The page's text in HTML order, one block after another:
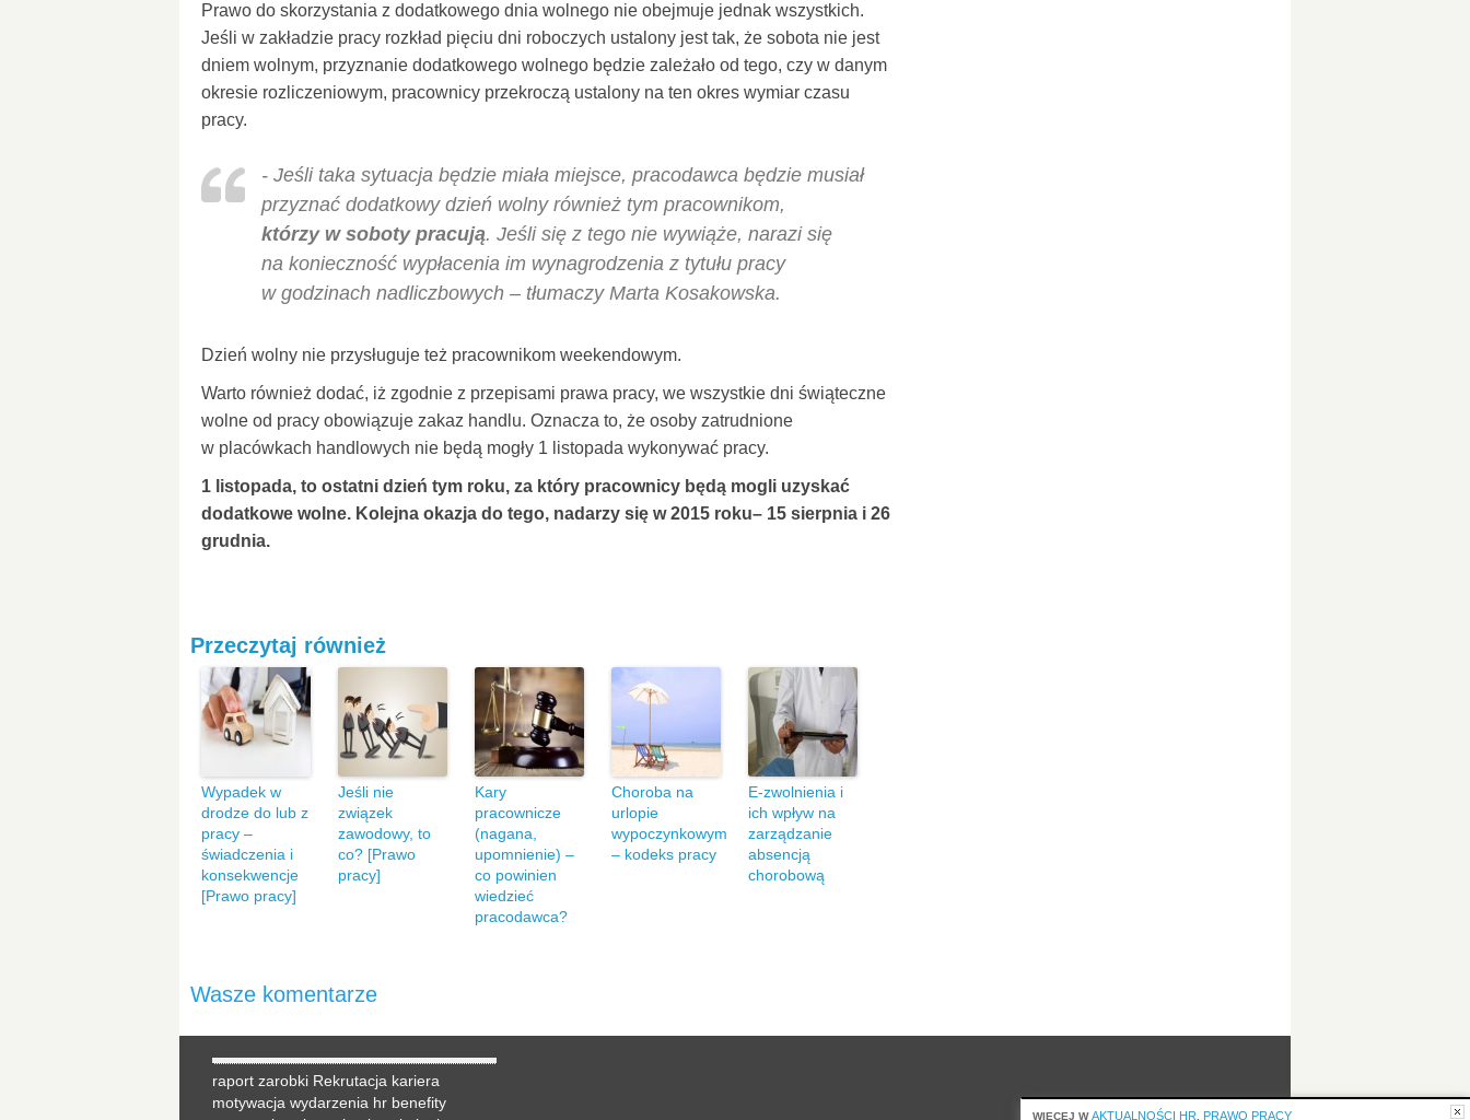
Prawo do skorzystania z dodatkowego dnia wolnego nie obejmuje jednak wszystkich.
Jeśli w zakładzie pracy rozkład pięciu dni roboczych ustalony jest tak, że sobota nie jest
dniem wolnym, przyznanie dodatkowego wolnego będzie zależało od tego, czy w danym
okresie rozliczeniowym, pracownicy przekroczą ustalony na ten okres wymiar czasu
pracy.
- Jeśli taka sytuacja będzie miała miejsce, pracodawca będzie musiał
przyznać dodatkowy dzień wolny również tym pracownikom,
którzy w soboty pracują. Jeśli się z tego nie wywiąże, narazi się
na konieczność wypłacenia im wynagrodzenia z tytułu pracy
w godzinach nadliczbowych – tłumaczy Marta Kosakowska.
Dzień wolny nie przysługuje też pracownikom weekendowym.
Warto również dodać, iż zgodnie z przepisami prawa pracy, we wszystkie dni świąteczne
wolne od pracy obowiązuje zakaz handlu. Oznacza to, że osoby zatrudnione
w placówkach handlowych nie będą mogły 1 listopada wykonywać pracy.
1 listopada, to ostatni dzień tym roku, za który pracownicy będą mogli uzyskać
dodatkowe wolne. Kolejna okazja do tego, nadarzy się w 2015 roku– 15 sierpnia i 26
grudnia.
Przeczytaj również
Wypadek w
drodze do lub z
pracy –
świadczenia i
konsekwencje
[Prawo pracy]
Jeśli nie
związek
zawodowy, to
co? [Prawo
pracy]
Kary
pracownicze
(nagana,
upomnienie) –
co powinien
wiedzieć
pracodawca?
Choroba na
urlopie
wypoczynkowym
– kodeks pracy
E-zwolnienia i
ich wpływ na
zarządzanie
absencją
chorobową
Wasze komentarze
raport zarobki Rekrutacja kariera
motywacja wydarzenia hr benefity
WIĘCEJ WAKTUALNOŚCI HR PRAWO PRACY